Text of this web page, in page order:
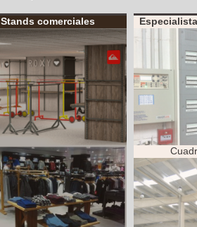
Stands comerciales